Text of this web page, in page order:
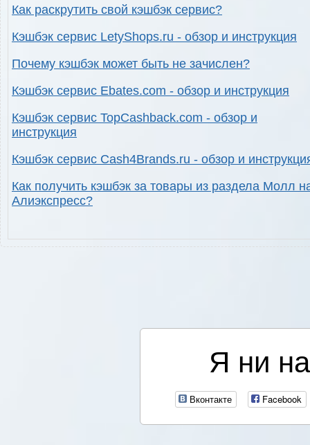
Как раскрутить свой кэшбэк сервис?
Кэшбэк сервис LetyShops.ru - обзор и инструкция
Почему кэшбэк может быть не зачислен?
Кэшбэк сервис Ebates.com - обзор и инструкция
Кэшбэк сервис TopCashback.com - обзор и
инструкция
Кэшбэк сервис Cash4Brands.ru - обзор и
Как получить кэшбэк за товары из раздела Молл
Алиэкспресс?
Я ни
Вконтакте Facebook